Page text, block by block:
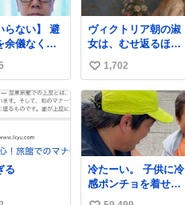
ない】 避
余儀なくさ
子どもたち
ヒカキンボ
個を寄付
ただきまし
ヴィクトリア朝の淑
女は、むせ返るほど
大量の香水を身につ
けるものではないと
されていた。それで
も香水は、髪や肌の
手入れと同じくら
い、ヴィクトリア朝
の女性達の美容習慣
に欠かせないものだ
った。 当時の香水
は、現在私たちが知
る香水よりも単純な
い
い
ね
数
1,702
る
冷たーい。 子供に冷
感ポンチョを着せて
あげたら大はしゃぎ